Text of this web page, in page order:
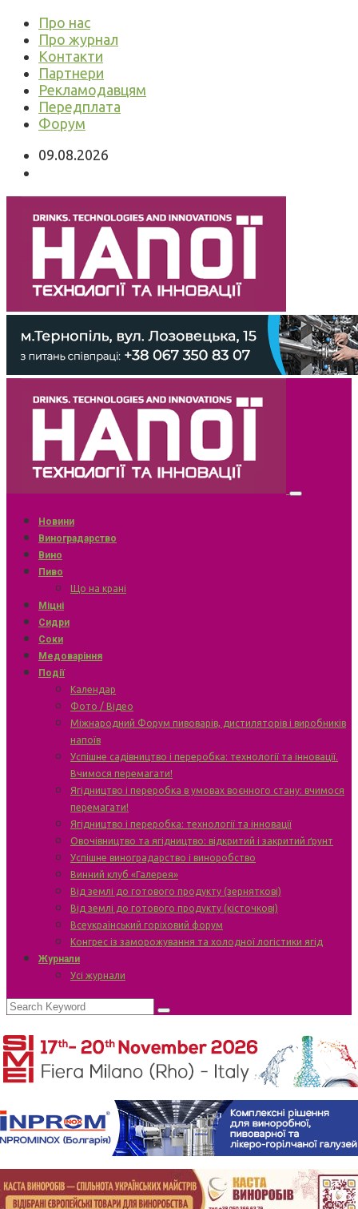
Про нас
Про журнал
Контакти
Партнери
Рекламодавцям
Передплата
Форум
09.08.2026
Новини
Виноградарство
Вино
Пиво
Що на крані
Міцні
Сидри
Соки
Медоваріння
Події
Календар
Фото / Відео
Міжнародний Форум пивоварів, дистиляторів і виробників
напоїв
Успішне садівництво і переробка: технології та інновації.
Вчимося перемагати!
Ягідництво і переробка в умовах воєнного стану: вчимося
перемагати!
Ягідництво і переробка: технології та інновації
Овочівництво та ягідництво: відкритий і закритий ґрунт
Успішне виноградарство і виноробство
Винний клуб «Галерея»
Від землі до готового продукту (зерняткові)
Від землі до готового продукту (кісточкові)
Всеукраїнський горіховий форум
Конгрес із заморожування та холодної логістики ягід
Журнали
Усі журнали